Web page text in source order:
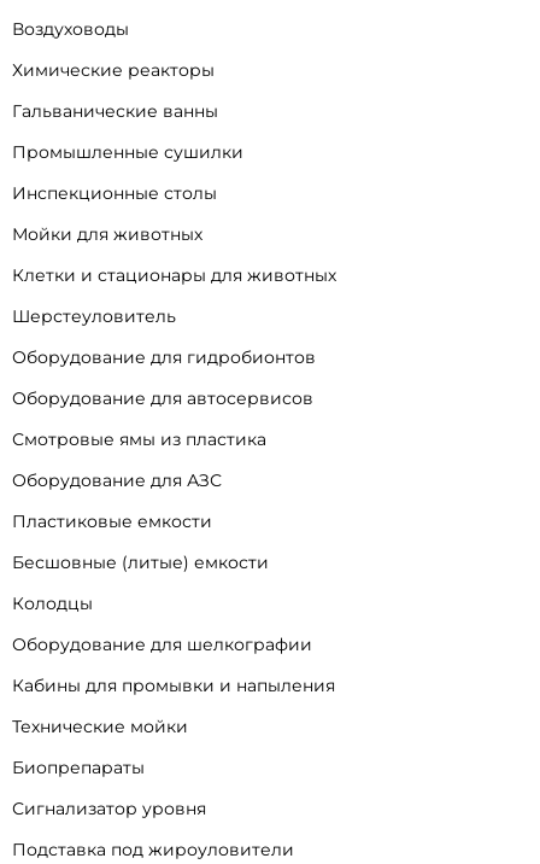
Воздуховоды
Химические реакторы
Гальванические ванны
Промышленные сушилки
Инспекционные столы
Мойки для животных
Клетки и стационары для животных
Шерстеуловитель
Оборудование для гидробионтов
Оборудование для автосервисов
Смотровые ямы из пластика
Оборудование для АЗС
Пластиковые емкости
Бесшовные (литые) емкости
Колодцы
Оборудование для шелкографии
Кабины для промывки и напыления
Технические мойки
Биопрепараты
Сигнализатор уровня
Подставка под жироуловители